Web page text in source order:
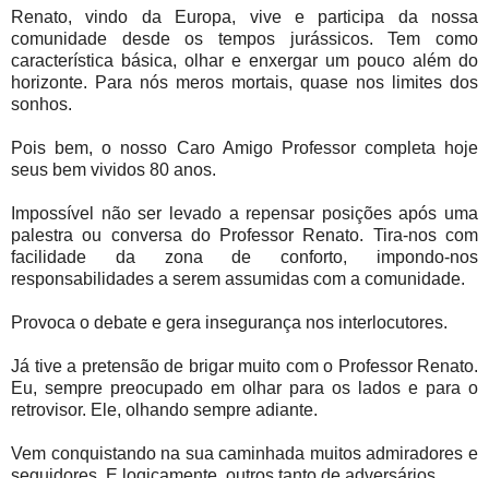
Renato, vindo da Europa, vive e participa da nossa
comunidade desde os tempos jurássicos. Tem como
característica básica, olhar e enxergar um pouco além do
horizonte. Para nós meros mortais, quase nos limites dos
sonhos.
Pois bem, o nosso Caro Amigo Professor completa hoje
seus bem vividos 80 anos.
Impossível não ser levado a repensar posições após uma
palestra ou conversa do Professor Renato. Tira-nos com
facilidade da zona de conforto, impondo-nos
responsabilidades a serem assumidas com a comunidade.
Provoca o debate e gera insegurança nos interlocutores.
Já tive a pretensão de brigar muito com o Professor Renato.
Eu, sempre preocupado em olhar para os lados e para o
retrovisor. Ele, olhando sempre adiante.
Vem conquistando na sua caminhada muitos admiradores e